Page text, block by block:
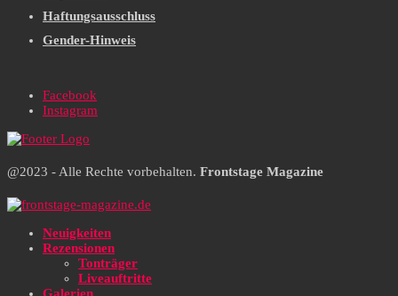
Haftungsausschluss
Gender-Hinweis
Facebook
Instagram
@2023 - Alle Rechte vorbehalten. Frontstage Magazine
Neuigkeiten
Rezensionen
Tonträger
Liveauftritte